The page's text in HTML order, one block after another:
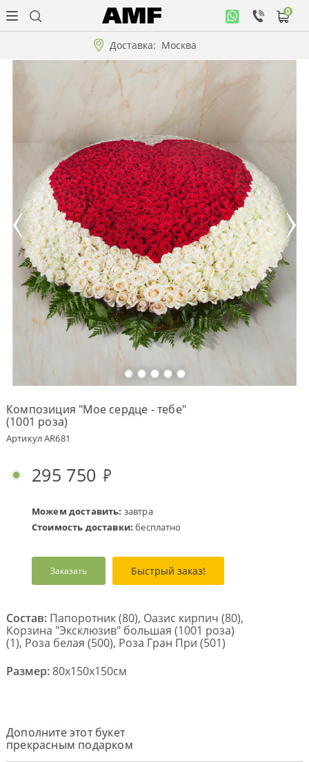
Доставка: Москва
0
кабинет
Композиции
"ВАУ"!!!
Коллекции!!!
Розы
Подарки
Условия
Бонусная
программа
компании
language
Композиция "Мое сердце - тебе"
(1001 роза)
Артикул AR681
295 750
Можем доставить: завтра
Стоимость доставки: бесплатно
Заказать Быстрый заказ!
Состав: Папоротник (80), Оазис кирпич (80),
Корзина "Эксклюзив" большая (1001 роза)
(1), Роза белая (500), Роза Гран При (501)
Размер:80x150x150см
Дополните этот букет
прекрасным подарком